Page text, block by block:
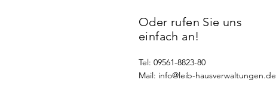
Oder rufen Sie uns
einfach an!
Tel: 09561-8823-80
Mail: info@leib-hausverwaltungen.de